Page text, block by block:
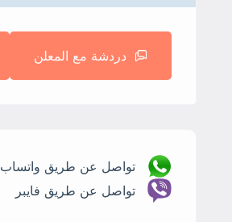
دردشة مع المعلن
تواصل عن طريق واتساب
تواصل عن طريق فايبر